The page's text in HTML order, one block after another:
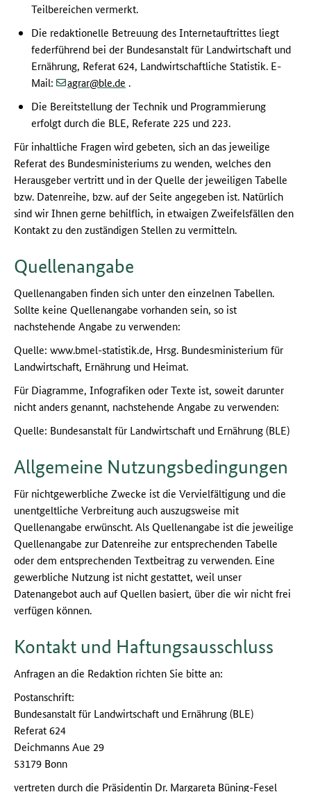
Teilbereichen vermerkt.
Die redaktionelle Betreuung des Internetauftrittes liegt
federführend bei der Bundesanstalt für Landwirtschaft und
Ernährung, Referat 624, Landwirtschaftliche Statistik. E-
Mail:
agrar (at)
ble(dot)
de .
Die Bereitstellung der Technik und Programmierung
erfolgt durch die BLE, Referate 225 und 223.
Für inhaltliche Fragen wird gebeten, sich an das jeweilige
Referat des Bundesministeriums zu wenden, welches den
Herausgeber vertritt und in der Quelle der jeweiligen Tabelle
bzw. Datenreihe, bzw. auf der Seite angegeben ist. Natürlich
sind wir Ihnen gerne behilflich, in etwaigen Zweifelsfällen den
Kontakt zu den zuständigen Stellen zu vermitteln.
Quellenangabe
Quellenangaben finden sich unter den einzelnen Tabellen.
Sollte keine Quellenangabe vorhanden sein, so ist
nachstehende Angabe zu verwenden:
Quelle: www.bmel-statistik.de, Hrsg. Bundesministerium für
Landwirtschaft, Ernährung und Heimat.
Für Diagramme, Infografiken oder Texte ist, soweit darunter
nicht anders genannt, nachstehende Angabe zu verwenden:
Quelle: Bundesanstalt für Landwirtschaft und Ernährung (BLE)
Allgemeine Nutzungsbedingungen
Für nicht­gewerbliche Zwecke ist die Vervielfältigung und die
unentgeltliche Verbreitung auch auszugsweise mit
Quellenangabe erwünscht. Als Quellenangabe ist die jeweilige
Quellenangabe zur Datenreihe zur entsprechenden Tabelle
oder dem entsprechenden Textbeitrag zu verwenden. Eine
gewerbliche Nutzung ist nicht gestattet, weil unser
Datenangebot auch auf Quellen basiert, über die wir nicht frei
verfügen können.
Kontakt und Haftungsausschluss
Anfragen an die Redaktion richten Sie bitte an:
Postanschrift:
Bundesanstalt für Landwirtschaft und Ernährung (BLE)
Referat 624
Deichmanns Aue 29
53179 Bonn
vertreten durch die Präsidentin Dr. Margareta Büning-Fesel